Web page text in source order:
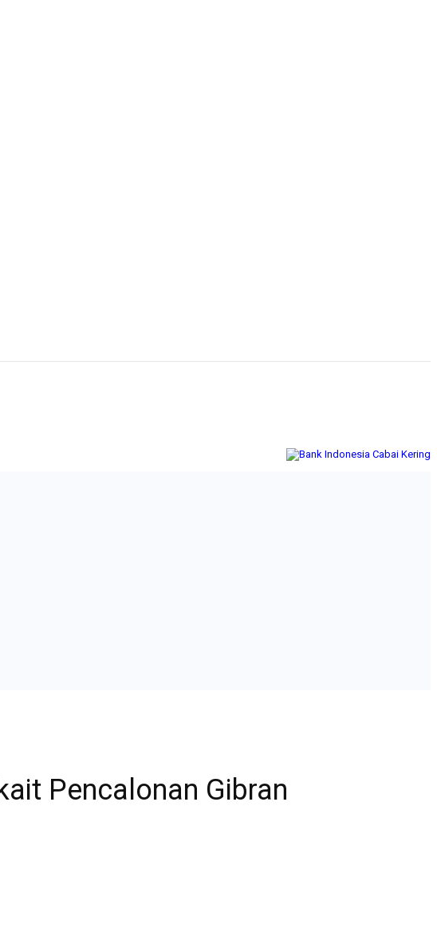
Pencalonan Gibran